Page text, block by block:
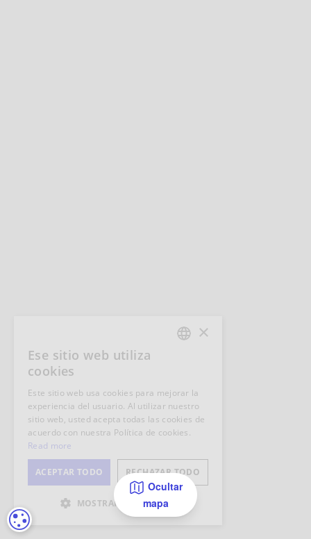
Ocultar
mapa
CONFIGURACIÓN DE COOKIES